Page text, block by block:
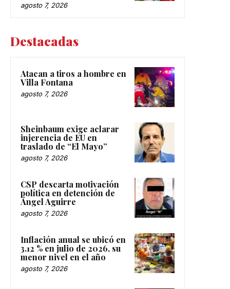
agosto 7, 2026
Destacadas
Atacan a tiros a hombre en
Villa Fontana
agosto 7, 2026
Sheinbaum exige aclarar
injerencia de EU en
traslado de “El Mayo”
agosto 7, 2026
CSP descarta motivación
política en detención de
Ángel Aguirre
agosto 7, 2026
Inflación anual se ubicó en
3.12 % en julio de 2026, su
menor nivel en el año
agosto 7, 2026